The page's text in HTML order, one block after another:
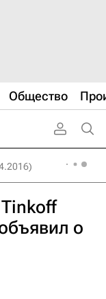
Общество
о